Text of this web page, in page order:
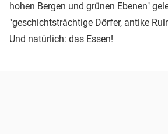
hohen Bergen und grünen Ebenen"
"geschichtsträchtige Dörfer, antike
Und natürlich: das Essen!